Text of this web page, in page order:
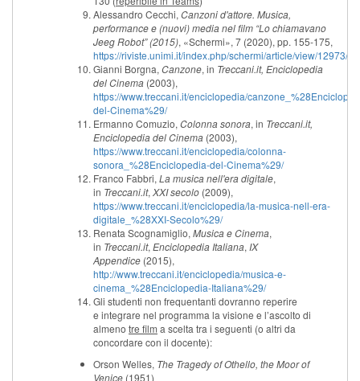
Alessandro Cecchi, Canzoni d'attore. Musica,
performance e (nuovi) media nel film “Lo chiamavano
Jeeg Robot” (2015), «Schermi», 7 (2020), pp. 155-175,
https://riviste.unimi.it/index.php/schermi/article/view/12973/
Gianni Borgna, Canzone, in Treccani.it, Enciclopedia
del Cinema (2003),
https://www.treccani.it/enciclopedia/
del-Cinema%29/
Ermanno Comuzio, Colonna sonora, in Treccani.it,
Enciclopedia del Cinema (2003),
https://www.treccani.it/enciclopedia/colonna-
sonora_%28Enciclopedia-del-Cinema%29/
Franco Fabbri, La musica nell'era digitale,
in Treccani.it, XXI secolo (2009),
https://www.treccani.it/enciclopedia/la-musica-nell-era-
digitale_%28XXI-Secolo%29/
Renata Scognamiglio, Musica e Cinema,
in Treccani.it, Enciclopedia Italiana, IX
Appendice (2015),
http://www.treccani.it/enciclopedia/musica-e-
cinema_%28Enciclopedia-Italiana%29/
Gli studenti non frequentanti dovranno reperire
e integrare nel programma la visione e l’ascolto di
almeno tre film a scelta tra i seguenti (o altri da
concordare con il docente):
Orson Welles, The Tragedy of Othello, the Moor of
Venice (1951)